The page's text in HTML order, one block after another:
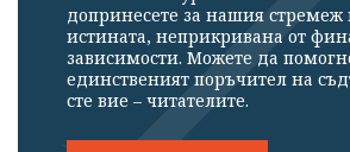
допринесете за нашия стремеж
истината, неприкривана от
зависимости. Можете да
единственият поръчител на
сте вие – читателите.